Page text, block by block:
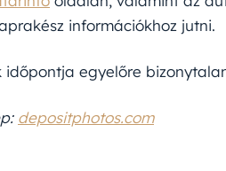
információkhoz jutni.
egyelőre
depositphotos.com